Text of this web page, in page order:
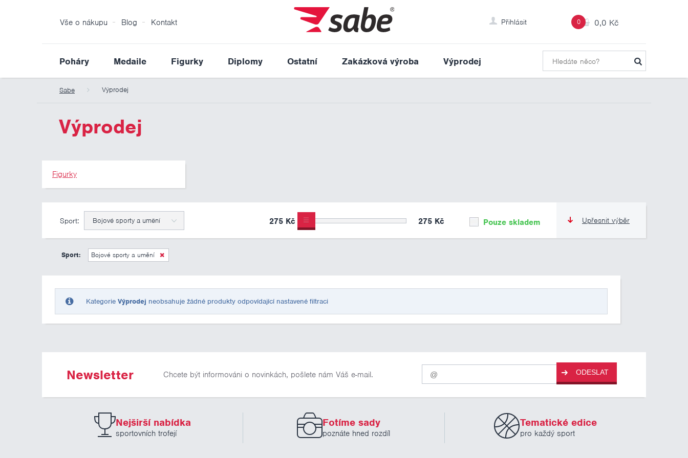
0 0,0 Kč
Přihlásit
Vše o nákupu Blog Kontakt
Poháry Medaile Figurky Diplomy Ostatní Zakázková výroba Výprodej
Sabe Výprodej
Výprodej
Figurky
Upřesnit výběr
Sport: Bojové sporty a umění Pouze skladem
275 Kč 275 Kč
Sport: Bojové sporty a umění
Kategorie Výprodej neobsahuje žádné produkty odpovídající nastavené filtraci
Newsletter Chcete být informováni o novinkách, pošlete nám Váš e-mail.
Pro
odběr
našich
novinek
ODESLAT
Nejširší nabídka
sportovních trofejí
Fotíme sady
poznáte hned rozdíl
Tematické edice
pro každý sport